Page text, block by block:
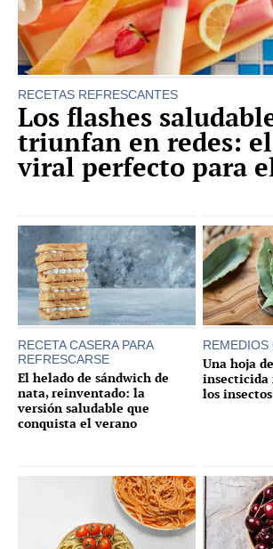
RECETAS REFRESCANTES
Los flashes
triunfan en redes:
viral perfecto para
RECETA CASERA PARA
REFRESCARSE
El helado de sándwich de
nata, reinventado: la
versión saludable que
conquista el verano
REMEDIOS
Una hoja
los